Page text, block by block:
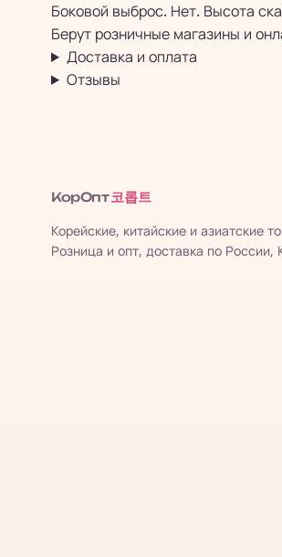
Боковой выброс. Нет. Высота
Берут розничные магазины и
Доставка и оплата
Отзывы
КорОпт 코롭트
Корейские, китайские и азиатские
Розница и опт, доставка по России,